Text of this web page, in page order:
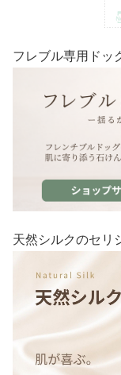
フレブル専用ドッ
天然シルクのセリ